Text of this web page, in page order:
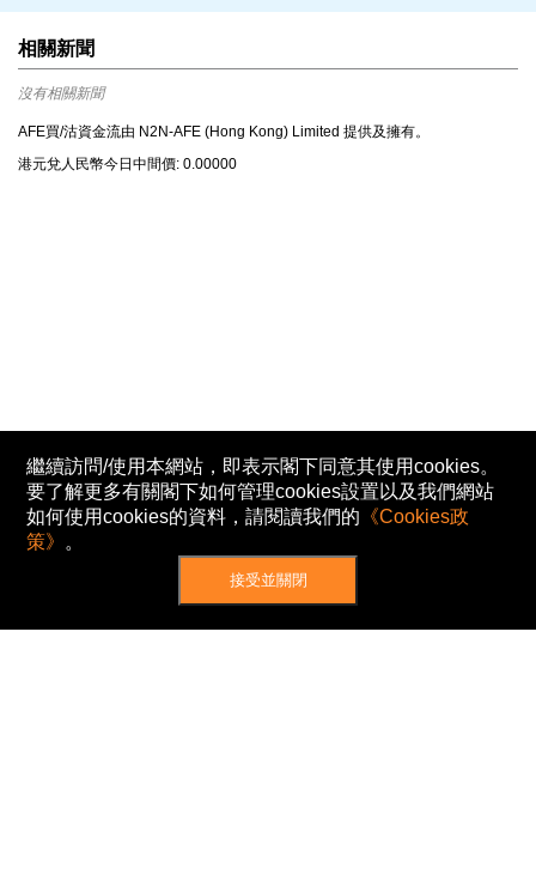
相關新聞
沒有相關新聞
AFE買/沽資金流由 N2N-AFE (Hong Kong) Limited 提供及擁有。
港元兌⼈⺠幣今⽇中間價: 0.00000
繼續訪問/使用本網站，即表示閣下同意其使用cookies。
要了解更多有關閣下如何管理cookies設置以及我們網站
如何使用cookies的資料，請閱讀我們的 《Cookies政
策》 。
接受並關閉